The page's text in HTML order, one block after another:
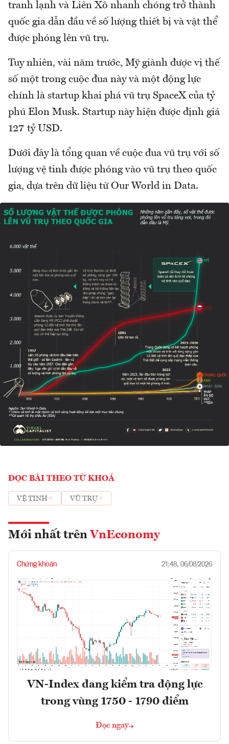
tranh lạnh và Liên Xô nhanh chóng trở thành
quốc gia dẫn đầu về số lượng thiết bị và vật thể
được phóng lên vũ trụ.
Tuy nhiên, vài năm trước, Mỹ giành được vị thế
số một trong cuộc đua này và một động lực
chính là startup khai phá vũ trụ SpaceX của tỷ
phú Elon Musk. Startup này hiện được định giá
127 tỷ USD.
Dưới đây là tổng quan về cuộc đua vũ trụ với số
lượng vệ tinh được phóng vào vũ trụ theo quốc
gia, dựa trên dữ liệu từ Our World in Data.
ĐỌC BÀI THEO TỪ KHOÁ
VỆ TINH VŨ TRỤ
Mới nhất trên VnEconomy
Chứng khoán 21:48, 06/08/2026
VN-Index đang kiểm tra động lực
trong vùng 1750 - 1790 điểm
Đọc ngay